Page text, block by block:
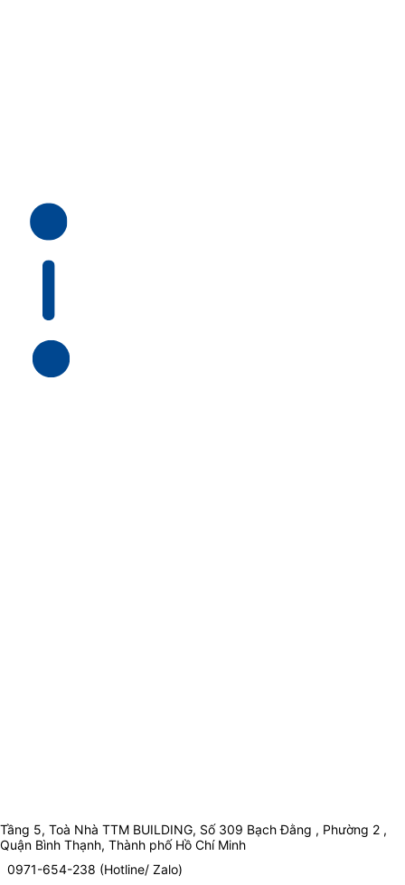
Tầng 5, Toà Nhà TTM BUILDING, Số 309 Bạch Đằng , Phường 2 ,
Quận Bình Thạnh, Thành phố Hồ Chí Minh
0971-654-238 (Hotline/ Zalo)